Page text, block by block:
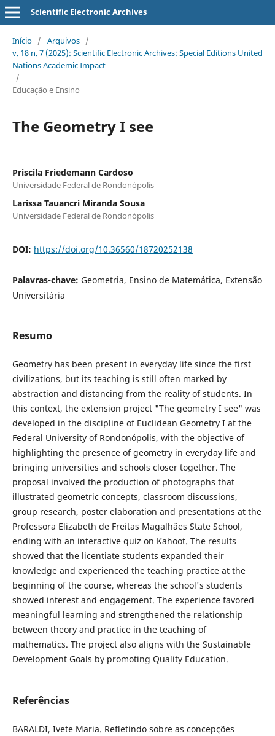
Scientific Electronic Archives
Início / Arquivos /
v. 18 n. 7 (2025): Scientific Electronic Archives: Special Editions United
Nations Academic Impact
/
Educação e Ensino
The Geometry I see
Priscila Friedemann Cardoso
Universidade Federal de Rondonópolis
Larissa Tauancri Miranda Sousa
Universidade Federal de Rondonópolis
DOI: https://doi.org/10.36560/18720252138
Palavras-chave: Geometria, Ensino de Matemática, Extensão
Universitária
Resumo
Geometry has been present in everyday life since the first
civilizations, but its teaching is still often marked by
abstraction and distancing from the reality of students. In
this context, the extension project "The geometry I see" was
developed in the discipline of Euclidean Geometry I at the
Federal University of Rondonópolis, with the objective of
highlighting the presence of geometry in everyday life and
bringing universities and schools closer together. The
proposal involved the production of photographs that
illustrated geometric concepts, classroom discussions,
group research, poster elaboration and presentations at the
Professora Elizabeth de Freitas Magalhães State School,
ending with an interactive quiz on Kahoot. The results
showed that the licentiate students expanded their
knowledge and experienced the teaching practice at the
beginning of the course, whereas the school's students
showed interest and engagement. The experience favored
meaningful learning and strengthened the relationship
between theory and practice in the teaching of
mathematics. The project also aligns with the Sustainable
Development Goals by promoting Quality Education.
Referências
BARALDI, Ivete Maria. Refletindo sobre as concepções